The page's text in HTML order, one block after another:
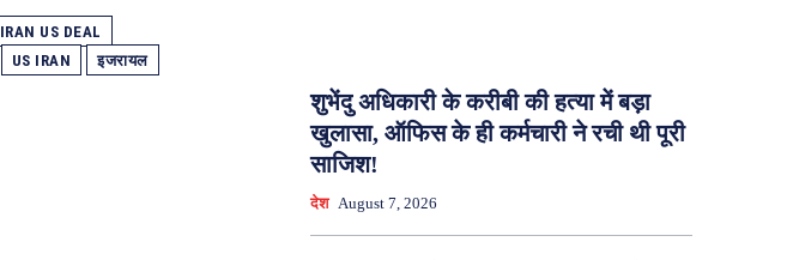
IRAN US DEAL
US IRAN इजरायल
शुभेंदु अधिकारी के करीबी की हत्या में बड़ा
खुलासा, ऑफिस के ही कर्मचारी ने रची थी पूरी
साजिश!
देश August 7, 2026